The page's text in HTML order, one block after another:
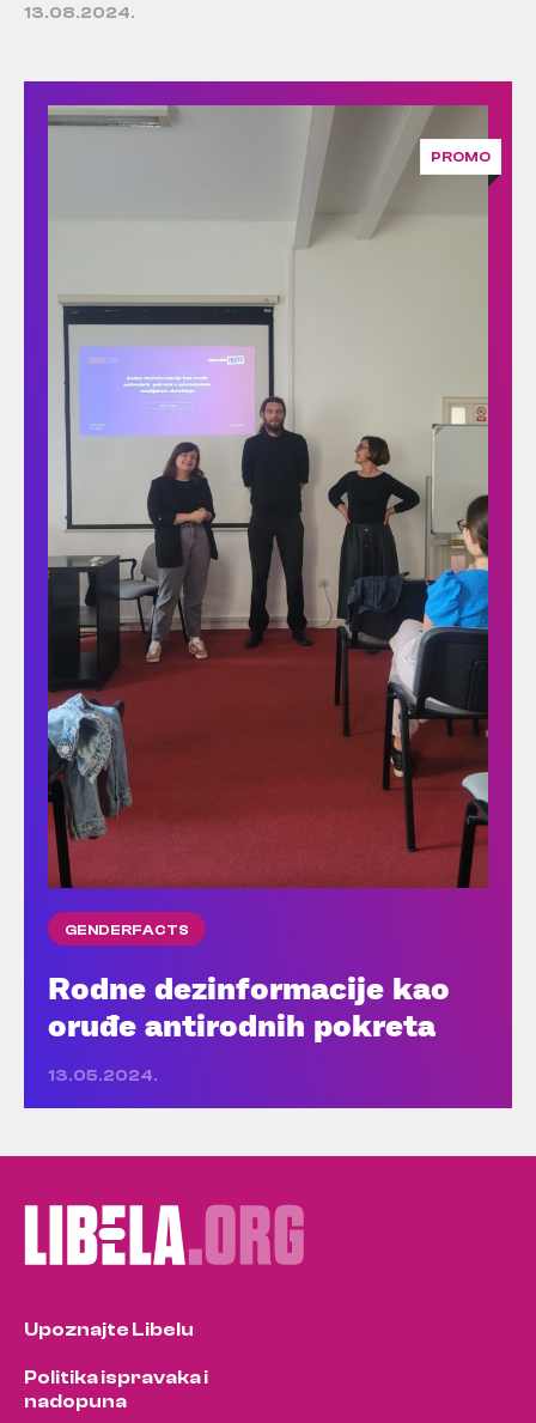
13.08.2024.
PROMO
GENDERFACTS
Rodne dezinformacije kao
oruđe antirodnih pokreta
13.05.2024.
Upoznajte Libelu
Politika ispravaka i
nadopuna